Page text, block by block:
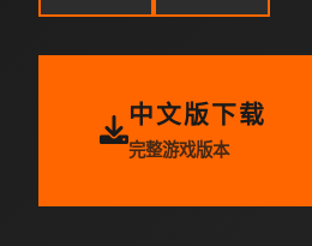
中文版下载
完整游戏版本